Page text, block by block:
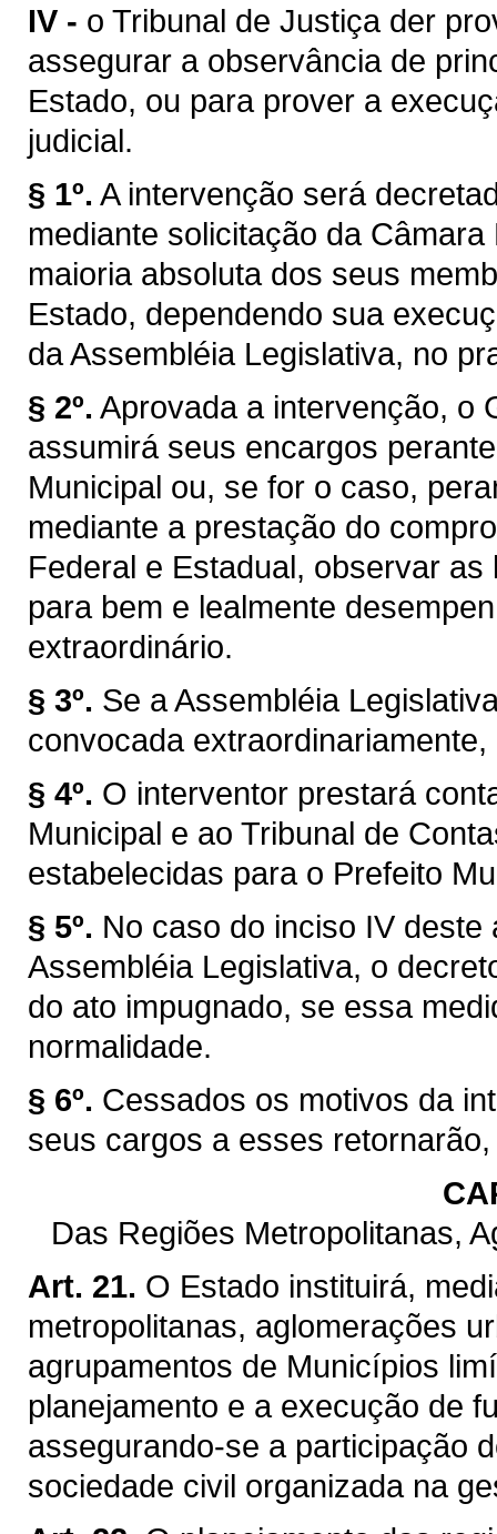
IV - o Tribunal de Justiça der
assegurar a observância de
Estado, ou para prover a
judicial.
§ 1º. A intervenção será
mediante solicitação da
maioria absoluta dos seus
Estado, dependendo sua
da Assembléia Legislativa, no
§ 2º. Aprovada a intervenção, o
assumirá seus encargos
Municipal ou, se for o caso,
mediante a prestação do
Federal e Estadual, observar
para bem e lealmente
extraordinário.
§ 3º. Se a Assembléia
convocada
§ 4º. O interventor prestará
Municipal e ao Tribunal de
estabelecidas para o Prefeito
§ 5º. No caso do inciso IV
Assembléia Legislativa, o
do ato impugnado, se essa
normalidade.
§ 6º. Cessados os motivos da
seus cargos a esses
Das Regiões Metropolitanas,
Art. 21. O Estado instituirá,
metropolitanas, aglomerações
agrupamentos de Municípios
planejamento e a execução de
assegurando-se a participação
sociedade civil organizada na